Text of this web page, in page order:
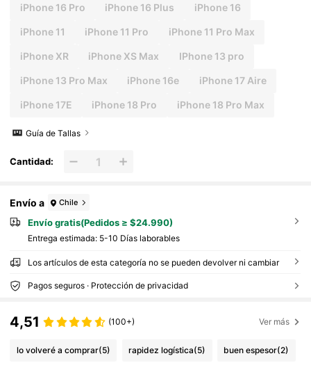
iPhone 16 Pro iPhone 16 Plus iPhone 16
iPhone 11 iPhone 11 Pro iPhone 11 Pro Max
iPhone XR iPhone XS Max IPhone 13 pro
iPhone 13 Pro Max iPhone 16e iPhone 17 Aire
iPhone 17E iPhone 18 Pro iPhone 18 Pro Max
Guía de Tallas
Cantidad:
Envío a Chile
Envío gratis(Pedidos ≥ $24.990)
Entrega estimada: 5-10 Días laborables
Los artículos de esta categoría no se pueden devolver ni cambiar
Pagos seguros · Protección de privacidad
4,51 (100+) Ver más
lo volveré a comprar(5) rapidez logística(5) buen espesor(2)